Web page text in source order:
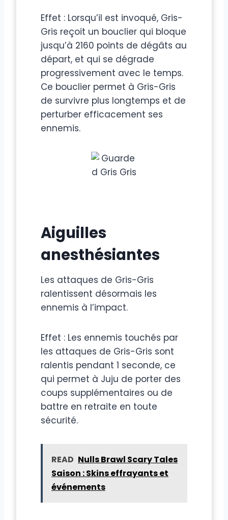
Effet : Lorsqu’il est invoqué, Gris-
Gris reçoit un bouclier qui bloque
jusqu’à 2160 points de dégâts au
départ, et qui se dégrade
progressivement avec le temps.
Ce bouclier permet à Gris-Gris
de survivre plus longtemps et de
perturber efficacement ses
ennemis.
Aiguilles
anesthésiantes
Les attaques de Gris-Gris
ralentissent désormais les
ennemis à l’impact.
Effet : Les ennemis touchés par
les attaques de Gris-Gris sont
ralentis pendant 1 seconde, ce
qui permet à Juju de porter des
coups supplémentaires ou de
battre en retraite en toute
sécurité.
READ Nulls Brawl Scary Tales
Saison : Skins effrayants et
événements